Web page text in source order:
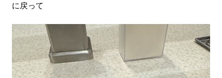
に戻って